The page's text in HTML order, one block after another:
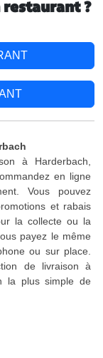
restaurant ?
à Harderbach,
en ligne
Vous pouvez
et rabais
la collecte ou la
payez le même
ou sur place.
de livraison à
la plus simple de